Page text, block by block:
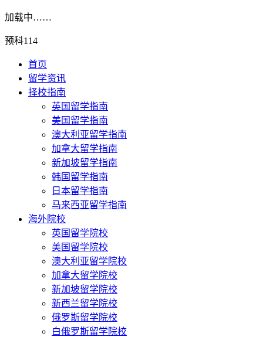
加载中……
预科114
首页
留学资讯
择校指南
英国留学指南
美国留学指南
澳大利亚留学指南
加拿大留学指南
新加坡留学指南
韩国留学指南
日本留学指南
马来西亚留学指南
海外院校
英国留学院校
美国留学院校
澳大利亚留学院校
加拿大留学院校
新加坡留学院校
新西兰留学院校
俄罗斯留学院校
白俄罗斯留学院校